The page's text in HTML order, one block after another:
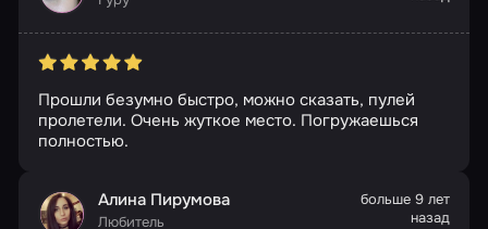
Прошли безумно быстро, можно сказать, пулей
пролетели. Очень жуткое место. Погружаешься
полностью.
Алина Пирумова
Любитель
больше 9 лет
назад